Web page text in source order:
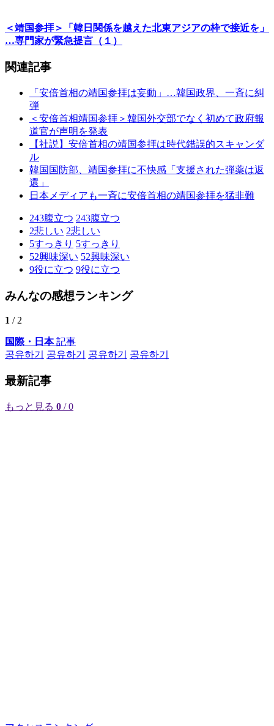
＜靖国参拝＞「韓日関係を越えた北東アジアの枠で接近を」
…専門家が緊急提言（１）
関連記事
「安倍首相の靖国参拝は妄動」…韓国政界、一斉に糾
弾
＜安倍首相靖国参拝＞韓国外交部でなく初めて政府報
道官が声明を発表
【社説】安倍首相の靖国参拝は時代錯誤的スキャンダ
ル
韓国国防部、靖国参拝に不快感「支援された弾薬は返
還」
日本メディアも一斉に安倍首相の靖国参拝を猛非難
243腹立つ 243腹立つ
2悲しい 2悲しい
5すっきり 5すっきり
52興味深い 52興味深い
9役に立つ 9役に立つ
みんなの感想ランキング
1 / 2
国際・日本記事
공유하기
공유하기 공유하기 공유하기
最新記事
もっと見る 0 / 0